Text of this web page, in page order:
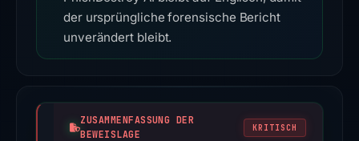
der ursprüngliche forensische Bericht
unverändert bleibt.
ZUSAMMENFASSUNG DER
BEWEISLAGE
KRITISCH